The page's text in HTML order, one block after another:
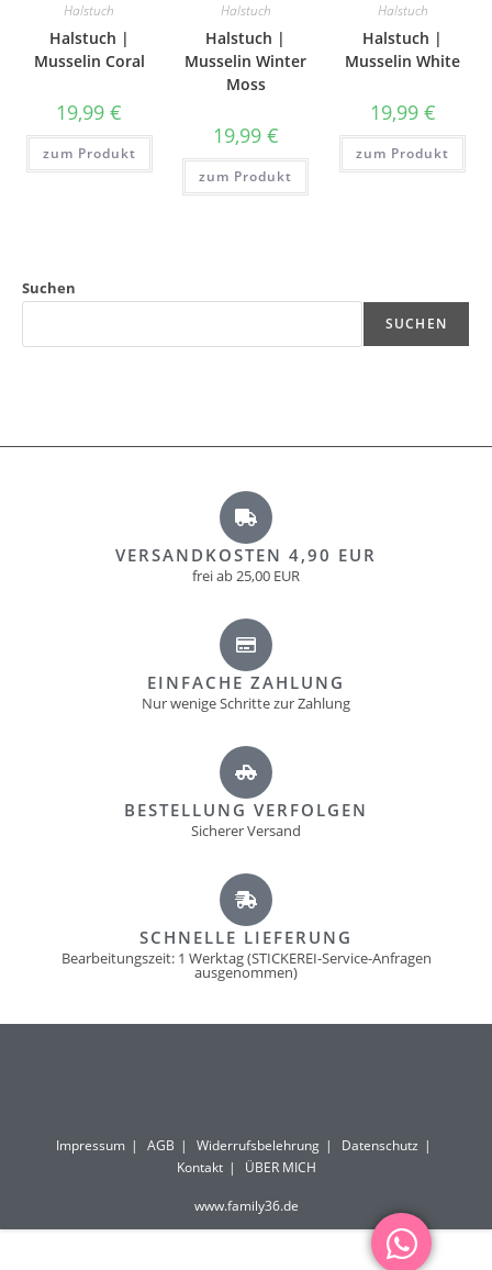
Halstuch
Halstuch |
Musselin Coral
19,99€
zum Produkt
Halstuch
Halstuch |
Musselin Winter
Moss
19,99 €
zum Produkt
Halstuch
Halstuch |
Musselin White
19,99 €
zum Produkt
Suchen
SUCHEN
VERSANDKOSTEN 4,90 EUR
frei ab 25,00 EUR
EINFACHE ZAHLUNG
Nur wenige Schritte zur Zahlung
BESTELLUNG VERFOLGEN
Sicherer Versand
SCHNELLE LIEFERUNG
Bearbeitungszeit: 1 Werktag (STICKEREI-Service-Anfragen
ausgenommen)
Impressum AGB Widerrufsbelehrung
Datenschutz
Kontakt
ÜBER MICH
www.family36.de